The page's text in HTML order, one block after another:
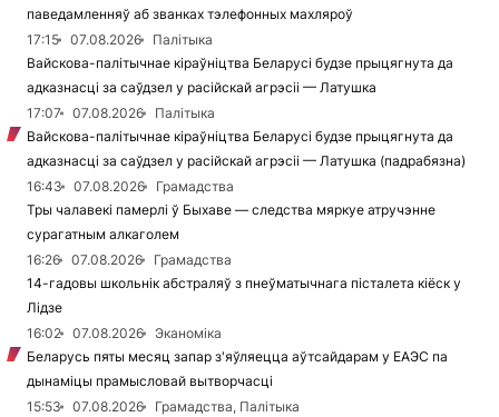
паведамленняў аб званках тэлефонных махляроў
17:15
07.08.2026
Палітыка
Вайскова-палітычнае кіраўніцтва Беларусі будзе прыцягнута да
адказнасці за саўдзел у расійскай агрэсіі — Латушка
17:07
07.08.2026
Палітыка
Вайскова-палітычнае кіраўніцтва Беларусі будзе прыцягнута да
адказнасці за саўдзел у расійскай агрэсіі — Латушка (падрабязна)
16:43
07.08.2026
Грамадства
Тры чалавекі памерлі ў Быхаве — следства мяркуе атручэнне
сурагатным алкаголем
16:26
07.08.2026
Грамадства
14-гадовы школьнік абстраляў з пнеўматычнага пісталета кіёск у
Лідзе
16:02
07.08.2026
Эканоміка
Беларусь пяты месяц запар з'яўляецца аўтсайдарам у ЕАЭС па
дынаміцы прамысловай вытворчасці
15:53
07.08.2026
Грамадства, Палітыка